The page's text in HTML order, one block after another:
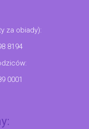
za obiady):
8194
0001